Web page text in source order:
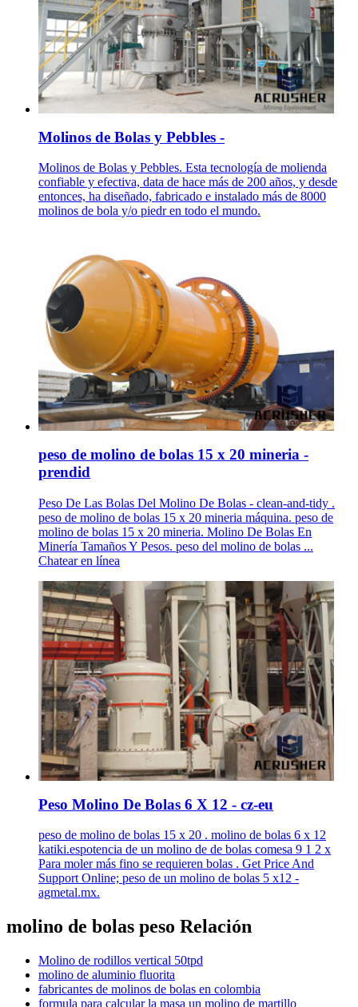
Molinos de Bolas y Pebbles -
Molinos de Bolas y Pebbles. Esta tecnología de molienda
confiable y efectiva, data de hace más de 200 años, y desde
entonces, ha diseñado, fabricado e instalado más de 8000
molinos de bola y/o piedr en todo el mundo.
peso de molino de bolas 15 x 20 mineria -
prendid
Peso De Las Bolas Del Molino De Bolas - clean-and-tidy .
peso de molino de bolas 15 x 20 mineria máquina. peso de
molino de bolas 15 x 20 mineria. Molino De Bolas En
Minería Tamaños Y Pesos. peso del molino de bolas ...
Chatear en línea
Peso Molino De Bolas 6 X 12 - cz-eu
peso de molino de bolas 15 x 20 . molino de bolas 6 x 12
katiki.espotencia de un molino de de bolas comesa 9 1 2 x
Para moler más fino se requieren bolas . Get Price And
Support Online; peso de un molino de bolas 5 x12 -
agmetal.mx.
molino de bolas peso Relación
Molino de rodillos vertical 50tpd
molino de aluminio fluorita
fabricantes de molinos de bolas en colombia
formula para calcular la masa un molino de martillo